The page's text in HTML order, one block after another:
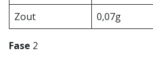
Zout
0,07g
Fase 2